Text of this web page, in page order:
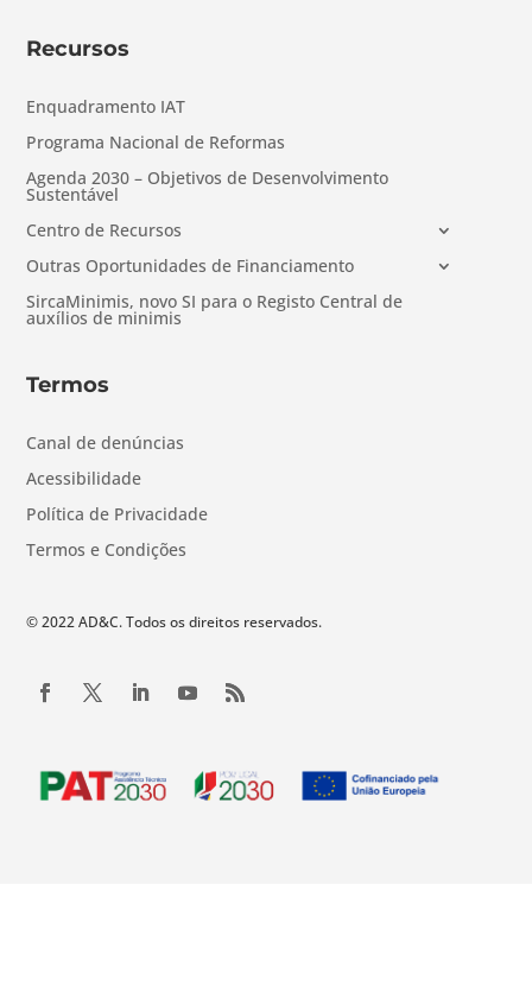
Recursos
Enquadramento IAT
Programa Nacional de Reformas
Agenda 2030 – Objetivos de Desenvolvimento
Sustentável
Centro de Recursos
Outras Oportunidades de Financiamento
SircaMinimis, novo SI para o Registo Central de
auxílios de minimis
Termos
Canal de denúncias
Acessibilidade
Política de Privacidade
Termos e Condições
© 2022 AD&C. Todos os direitos reservados.